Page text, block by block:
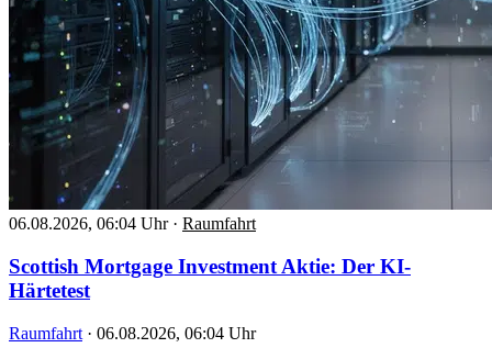
06.08.2026, 06:04 Uhr · Raumfahrt
Scottish Mortgage Investment Aktie: Der KI-
Härtetest
Raumfahrt · 06.08.2026, 06:04 Uhr